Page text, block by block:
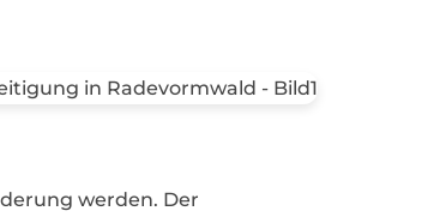
werden. Der